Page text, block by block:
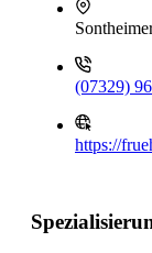
(07329)
https://